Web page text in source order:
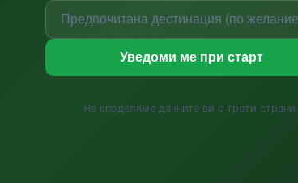
Уведоми ме при старт
Не споделяме данните ви с трети страни.